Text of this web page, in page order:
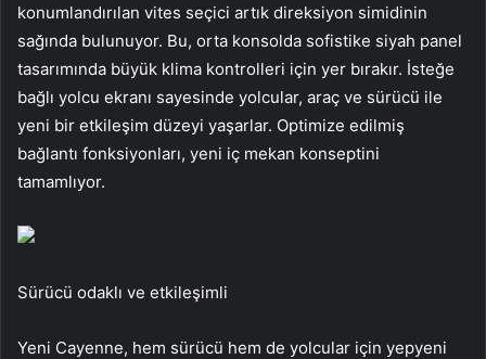
konumlandırılan vites seçici artık direksiyon simidinin
sağında bulunuyor. Bu, orta konsolda sofistike siyah panel
tasarımında büyük klima kontrolleri için yer bırakır. İsteğe
bağlı yolcu ekranı sayesinde yolcular, araç ve sürücü ile
yeni bir etkileşim düzeyi yaşarlar. Optimize edilmiş
bağlantı fonksiyonları, yeni iç mekan konseptini
tamamlıyor.
Sürücü odaklı ve etkileşimli
Yeni Cayenne, hem sürücü hem de yolcular için yepyeni